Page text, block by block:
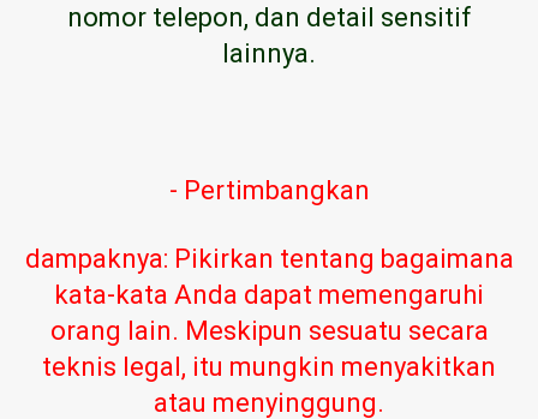
nomor telepon, dan detail sensitif
lainnya.
- Pertimbangkan
dampaknya: Pikirkan tentang bagaimana
kata-kata Anda dapat memengaruhi
orang lain. Meskipun sesuatu secara
teknis legal, itu mungkin menyakitkan
atau menyinggung.